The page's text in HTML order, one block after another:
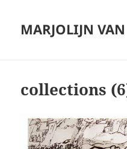
MARJOLIJN
collections